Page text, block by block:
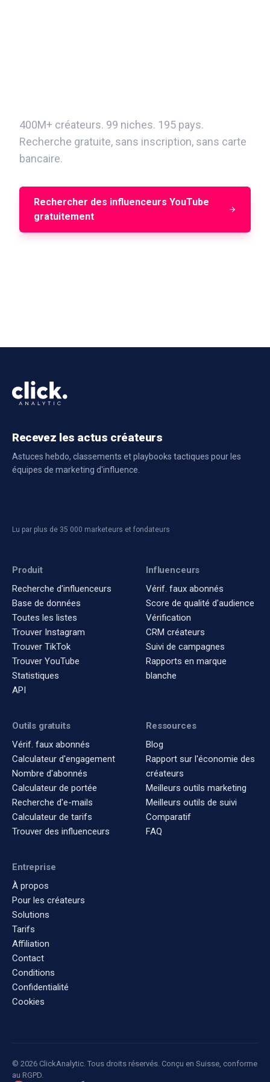
400M+ créateurs. 99 niches. 195 pays.
Recherche gratuite, sans inscription, sans carte
bancaire.
Rechercher des influenceurs YouTube
gratuitement
Recevez les actus créateurs
Astuces hebdo, classements et playbooks tactiques pour les
équipes de marketing d'influence.
Lu par plus de 35 000 marketeurs et fondateurs
Produit
Recherche d'influenceurs
Base de données
Toutes les listes
Trouver Instagram
Trouver TikTok
Trouver YouTube
Statistiques
API
Influenceurs
Vérif. faux abonnés
Score de qualité d'audience
Vérification
CRM créateurs
Suivi de campagnes
Rapports en marque
blanche
Outils gratuits
Vérif. faux abonnés
Calculateur d'engagement
Nombre d'abonnés
Calculateur de portée
Recherche d'e-mails
Calculateur de tarifs
Trouver des influenceurs
Ressources
Blog
Rapport sur l'économie des
créateurs
Meilleurs outils marketing
Meilleurs outils de suivi
Comparatif
FAQ
Entreprise
À propos
Pour les créateurs
Solutions
Tarifs
Affiliation
Contact
Conditions
Confidentialité
Cookies
© 2026 ClickAnalytic. Tous droits réservés. Conçu en Suisse, conforme
au RGPD.